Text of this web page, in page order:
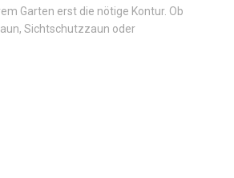
Garten erst die nötige Kontur. Ob
Sichtschutzzaun oder